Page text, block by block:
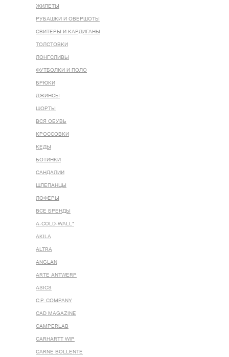
ЖИЛЕТЫ
РУБАШКИ И ОВЕРШОТЫ
СВИТЕРЫ И КАРДИГАНЫ
ТОЛСТОВКИ
ЛОНГСЛИВЫ
ФУТБОЛКИ И ПОЛО
БРЮКИ
ДЖИНСЫ
ШОРТЫ
ВСЯ ОБУВЬ
КРОССОВКИ
КЕДЫ
БОТИНКИ
САНДАЛИИ
ШЛЕПАНЦЫ
ЛОФЕРЫ
ВСЕ БРЕНДЫ
A-COLD-WALL*
AKILA
ALTRA
ANGLAN
ARTE ANTWERP
ASICS
C.P. COMPANY
CAD MAGAZINE
CAMPERLAB
CARHARTT WIP
CARNE BOLLENTE